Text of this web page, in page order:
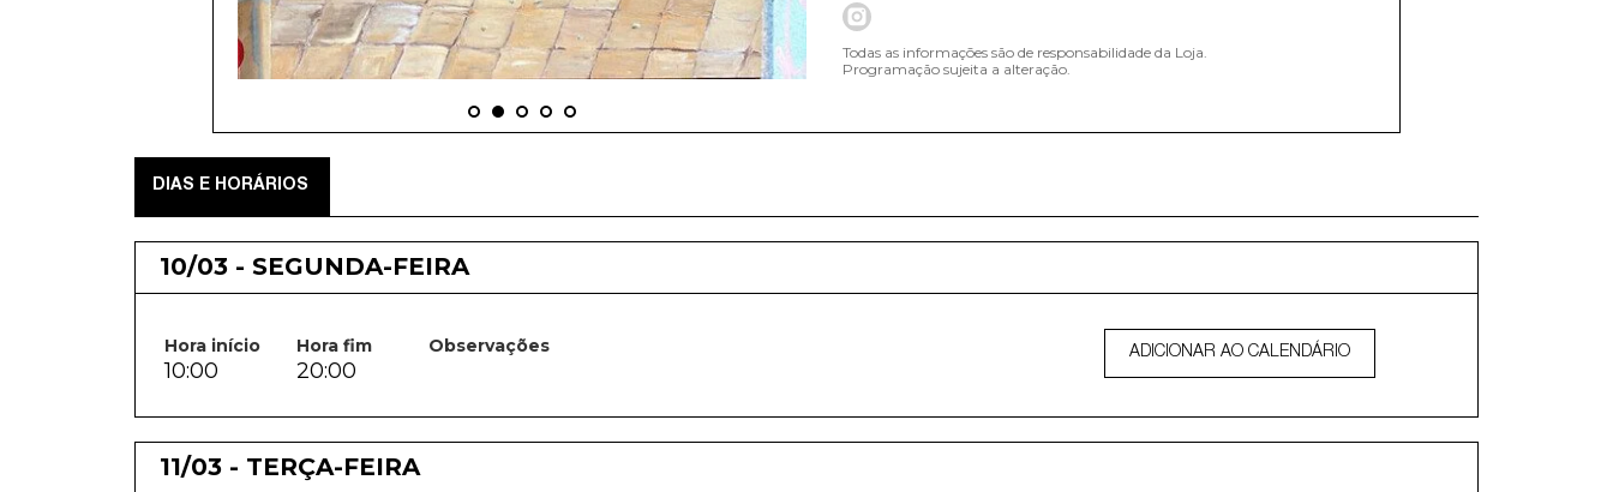
Todas as informações são de responsabilidade da Loja.
Programação sujeita a alteração.
DIAS E HORÁRIOS
10/03 - SEGUNDA-FEIRA
Hora início Hora fim Observações
10:00 20:00
ADICIONAR AO CALENDÁRIO
11/03 - TERÇA-FEIRA